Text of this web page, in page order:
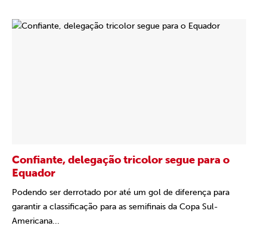
Confiante, delegação tricolor segue para o
Equador
Podendo ser derrotado por até um gol de diferença para
garantir a classificação para as semifinais da Copa Sul-
Americana...